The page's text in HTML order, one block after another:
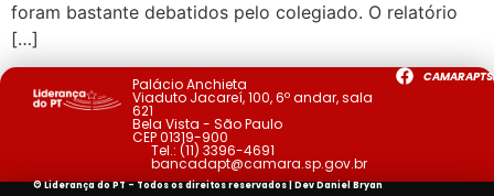
foram bastante debatidos pelo colegiado. O relatório
[…]
Palácio Anchieta
Viaduto Jacareí, 100, 6º andar, sala
621
Bela Vista - São Paulo
CEP 01319-900
Tel.: (11) 3396-4691
bancadapt@camara.sp.gov.br
© Liderança do PT - Todos os direitos reservados | DevDaniel Bryan